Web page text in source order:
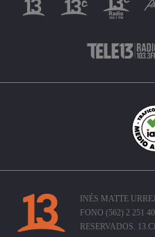
INÉS MATTE
FONO (562) 2 251
RESERVADOS.